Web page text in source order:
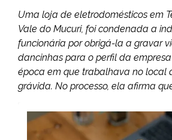
Uma loja de eletrodomésticos em
Vale do Mucuri, foi condenada a
funcionária por obrigá-la a gravar
dancinhas para o perfil da empresa
época em que trabalhava no local
grávida. No processo, ela afirma